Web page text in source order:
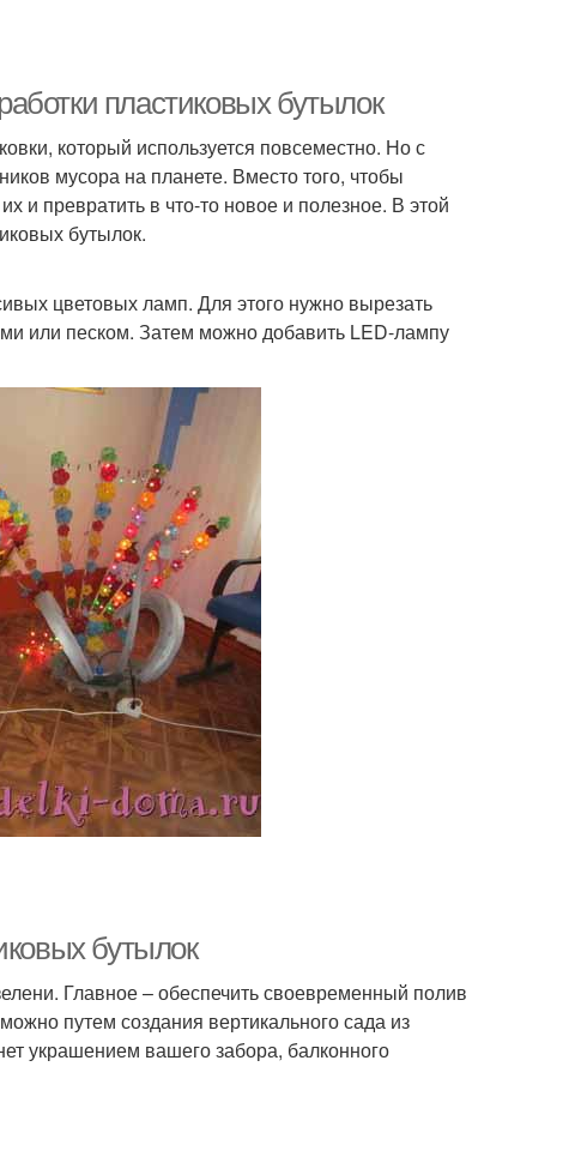
пластиковых бутылок
который используется повсеместно. Но с
мусора на планете. Вместо того, чтобы
и превратить в что-то новое и полезное. В этой
бутылок.
цветовых ламп. Для этого нужно вырезать
или песком. Затем можно добавить LED-лампу
бутылок
Главное – обеспечить своевременный полив
путем создания вертикального сада из
украшением вашего забора, балконного